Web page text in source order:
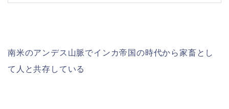
南米のアンデス山脈でインカ帝国の時代から家畜とし
て人と共存している